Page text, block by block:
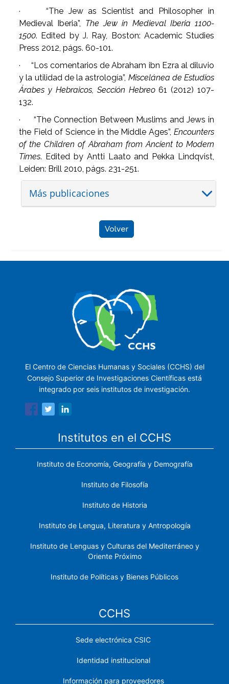
· “The Jew as Scientist and Philosopher in
Medieval Iberia”, The Jew in Medieval Iberia 1100-
1500. Edited by J. Ray, Boston: Academic Studies
Press 2012, págs. 60-101.
· “Los comentarios de Abraham ibn Ezra al diluvio
y la utilidad de la astrología”, Miscelánea de Estudios
Árabes y Hebraicos, Sección Hebreo61 (2012) 107-
132.
· “The Connection Between Muslims and Jews in
the Field of Science in the Middle Ages”,Encounters
of the Children of Abraham from Ancient to Modern
Times. Edited by Antti Laato and Pekka Lindqvist,
Leiden: Brill 2010, págs. 231-251.
Más publicaciones
Volver
El Centro de Ciencias Humanas y Sociales (CCHS) del
Consejo Superior de Investigaciones Científicas está
integrado por seis institutos de investigación.
Institutos en el CCHS
Instituto de Economía, Geografía y Demografía
Instituto de Filosofía
Instituto de Historia
Instituto de Lengua, Literatura y Antropología
Instituto de Lenguas y Culturas del Mediterráneo y
Oriente Próximo
Instituto de Políticas y Bienes Públicos
CCHS
Sede electrónica CSIC
Identidad institucional
Información para proveedores